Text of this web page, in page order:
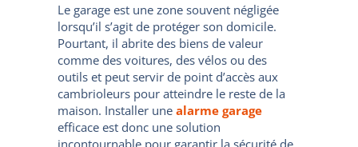
Le garage est une zone souvent négligée
lorsqu’il s’agit de protéger son domicile.
Pourtant, il abrite des biens de valeur
comme des voitures, des vélos ou des
outils et peut servir de point d’accès aux
cambrioleurs pour atteindre le reste de la
maison. Installer unealarme garage
efficace est donc une solution
incontournable pour garantir la sécurité de